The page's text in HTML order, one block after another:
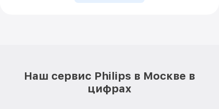
Наш сервис Philips в Москве в
цифрах